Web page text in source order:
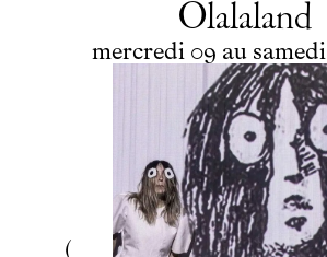
Olalaland
du
mercredi
mercredi 09 au au
samedi
samedi